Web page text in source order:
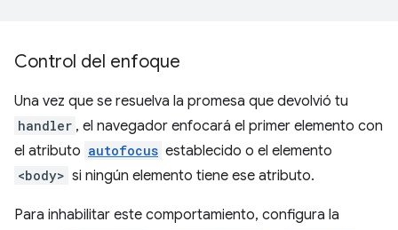
Control del enfoque
Una vez que se resuelva la promesa que devolvió tu
handler , el navegador enfocará el primer elemento con
el atributo autofocus establecido o el elemento
<body> si ningún elemento tiene ese atributo.
Para inhabilitar este comportamiento, configura la